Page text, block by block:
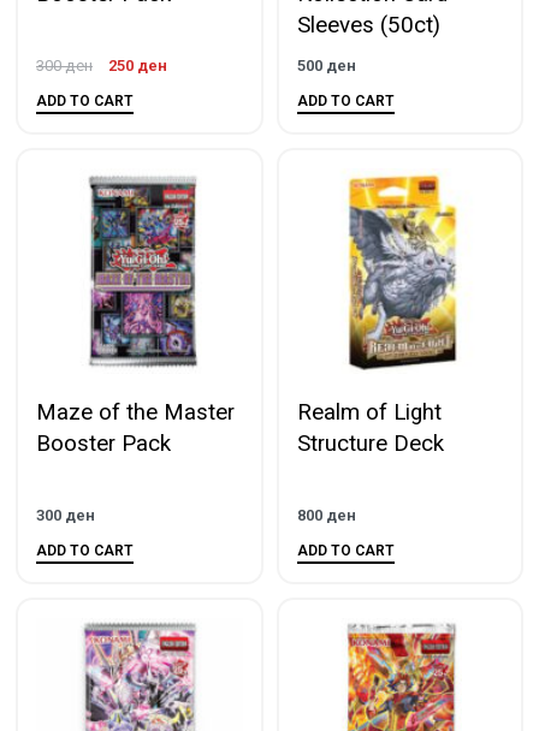
300ден 250 ден
ADD TO CART
Sleeves (50ct)
500 ден
ADD TO CART
Maze of the Master
Booster Pack
300 ден
ADD TO CART
Realm of Light
Structure Deck
800 ден
ADD TO CART